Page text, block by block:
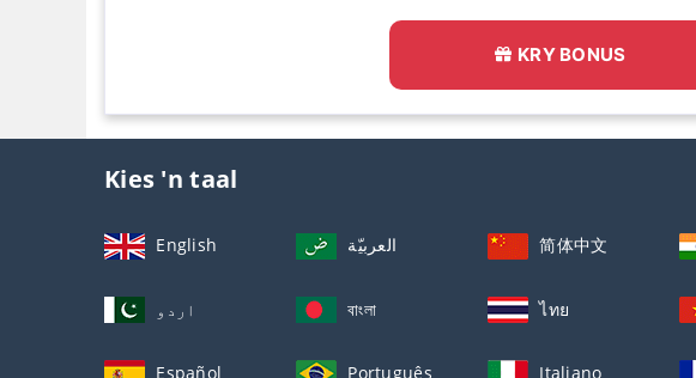
KRY BONUS
Kies 'n taal
English العربيّة 简体中文
اردو বাংলা ไทย
Español Português Italiano